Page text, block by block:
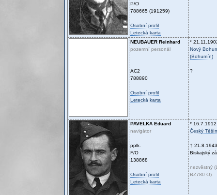
P/O
788665 (191259)
Osobní profil
Letecká karta
NEUBAUER Reinhard
pozemní personál
AC2
788890
Osobní profil
Letecká karta
*
Nový
(Bohumín)
?
PAVELKA Eduard
navigátor
pplk.
F/O
138868
Osobní profil
Letecká karta
* 16.7.1912
Český Těšín
† 21.8.1943
Biskajský
nezvěstný
BZ780 O)